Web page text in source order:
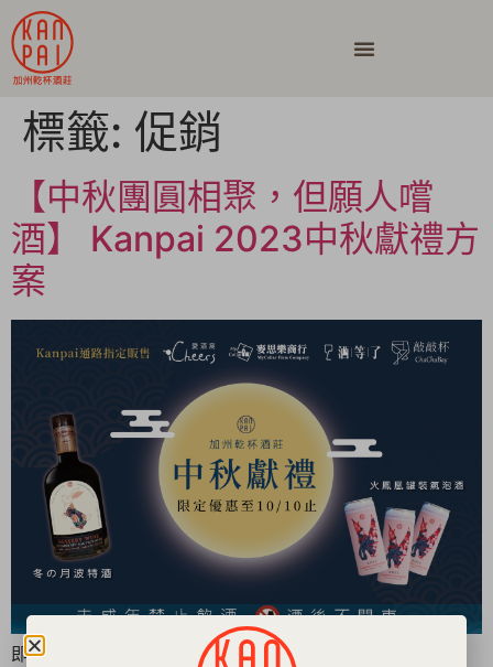
標籤: 促銷
【中秋團圓相聚，但願人嚐
酒】 Kanpai 2023中秋獻禮方
案
即日起~10/10止，購買「冬の月波特甜酒」 或 「火鳳凰罐